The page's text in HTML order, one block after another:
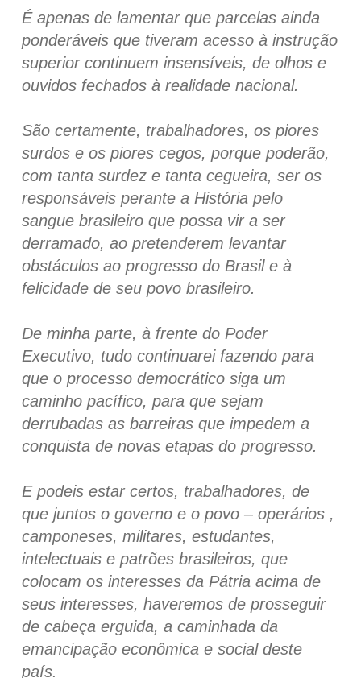
É apenas de lamentar que parcelas ainda
ponderáveis que tiveram acesso à instrução
superior continuem insensíveis, de olhos e
ouvidos fechados à realidade nacional.
São certamente, trabalhadores, os piores
surdos e os piores cegos, porque poderão,
com tanta surdez e tanta cegueira, ser os
responsáveis perante a História pelo
sangue brasileiro que possa vir a ser
derramado, ao pretenderem levantar
obstáculos ao progresso do Brasil e à
felicidade de seu povo brasileiro.
De minha parte, à frente do Poder
Executivo, tudo continuarei fazendo para
que o processo democrático siga um
caminho pacífico, para que sejam
derrubadas as barreiras que impedem a
conquista de novas etapas do progresso.
E podeis estar certos, trabalhadores, de
que juntos o governo e o povo – operários ,
camponeses, militares, estudantes,
intelectuais e patrões brasileiros, que
colocam os interesses da Pátria acima de
seus interesses, haveremos de prosseguir
de cabeça erguida, a caminhada da
emancipação econômica e social deste
país.